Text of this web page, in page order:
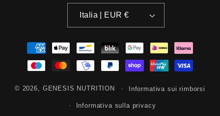
Italia | EUR €
Metodi
di
pagamento
© 2026, GENESIS NUTRITION Informativa sui rimborsi
Informativa sulla privacy